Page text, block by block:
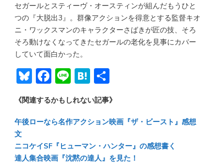
セガールとスティーヴ・オースティンが組んだもうひと
つの『大脱出3』。群像アクションを得意とする監督キオ
ニ・ワックスマンのキャラクターさばきが匠の技、そろ
そろ動けなくなってきたセガールの老化を見事にカバー
していて面白かった。
Bl
u
e
sk
y
F
ac
e
b
o
ok
Li
n
e
H
at
e
n
a
有
《関連するかもしれない記事》
午後ローなら名作アクション映画『ザ・ビースト』感想
文
ニコケイSF『ヒューマン・ハンター』の感想書く
達人集合映画『沈黙の達人』を見た！